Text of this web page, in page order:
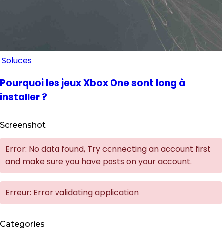
Soluces
Pourquoi les jeux Xbox One sont long à
installer ?
Screenshot
Error: No data found, Try connecting an account first
and make sure you have posts on your account.
Erreur: Error validating application
Categories